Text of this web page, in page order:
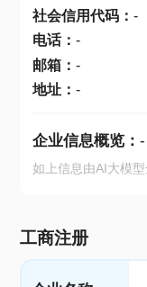
社会信用代码： -
电话： -
邮箱： -
地址： -
企业信息概览： -
如上信息由AI大模
工商注册